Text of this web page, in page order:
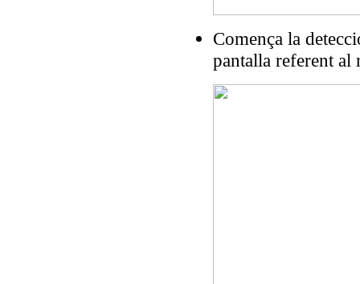
Comença la
pantalla referent al